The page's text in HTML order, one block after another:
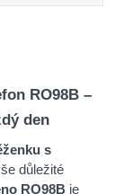
RO98B –
den
s
důležité
RO98B je